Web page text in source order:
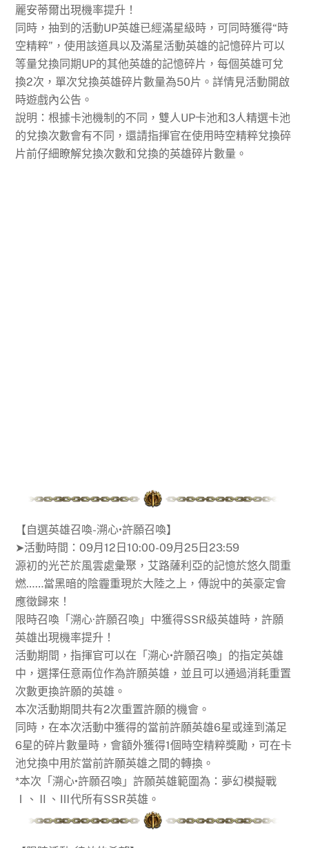
麗安蒂爾出現機率提升！
同時，抽到的活動UP英雄已經滿星級時，可同時獲得“時
空精粹”，使用該道具以及滿星活動英雄的記憶碎片可以
等量兌換同期UP的其他英雄的記憶碎片，每個英雄可兌
換2次，單次兌換英雄碎片數量為50片。詳情見活動開啟
時遊戲內公告。
說明：根據卡池機制的不同，雙人UP卡池和3人精選卡池
的兌換次數會有不同，還請指揮官在使用時空精粹兌換碎
片前仔細瞭解兌換次數和兌換的英雄碎片數量。
【自選英雄召喚-溯心•許願召喚】
➤活動時間：09月12日10:00-09月25日23:59
源初的光芒於風雲處彙聚，艾路薩利亞的記憶於悠久間重
燃……當黑暗的陰霾重現於大陸之上，傳說中的英豪定會
應徵歸來！
限時召喚「溯心·許願召喚」中獲得SSR級英雄時，許願
英雄出現機率提升！
活動期間，指揮官可以在「溯心•許願召喚」的指定英雄
中，選擇任意兩位作為許願英雄，並且可以通過消耗重置
次數更換許願的英雄。
本次活動期間共有2次重置許願的機會。
同時，在本次活動中獲得的當前許願英雄6星或達到滿足
6星的碎片數量時，會額外獲得1個時空精粹獎勵，可在卡
池兌換中用於當前許願英雄之間的轉換。
*本次「溯心•許願召喚」許願英雄範圍為：夢幻模擬戰
Ⅰ、Ⅱ、Ⅲ代所有SSR英雄。